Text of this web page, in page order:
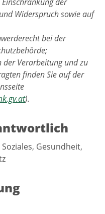
Widerspruch sowie auf
bei der
Verarbeitung und zu
finden Sie auf der
).
Gesundheit,